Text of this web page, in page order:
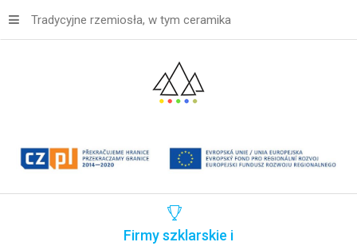
Tradycyjne rzemiosła, w tym ceramika
Firmyszklarskie i